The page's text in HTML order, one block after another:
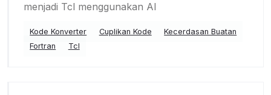
menjadi Tcl menggunakan AI
Kode Konverter Cuplikan Kode
Kecerdasan Buatan
Fortran
Tcl